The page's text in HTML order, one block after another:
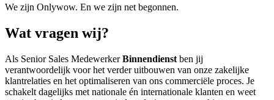
We zijn Onlywow. En we zijn net begonnen.
Wat vragen wij?
Als Senior Sales MedewerkerBinnendienst ben jij
verantwoordelijk voor het verder uitbouwen van onze zakelijke
klantrelaties en het optimaliseren van ons commerciële proces. Je
schakelt dagelijks met nationale én internationale klanten en weet